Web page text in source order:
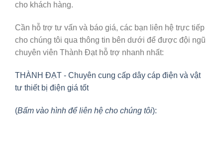
cho khách hàng.
Cần hỗ trợ tư vấn và báo giá, các bạn liên hệ trực tiếp
cho chúng tôi qua thông tin bên dưới để được đội ngũ
chuyên viên Thành Đạt hỗ trợ nhanh nhất:
THÀNH ĐẠT - Chuyên cung cấp dây cáp điện và vật
tư thiết bị điện giá tốt
(Bấm vào hình để liên hệ cho chúng tôi):